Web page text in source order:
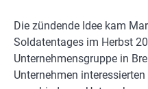
Die zündende Idee kam
Soldatentages im Herbst
Unternehmensgruppe in
Unternehmen